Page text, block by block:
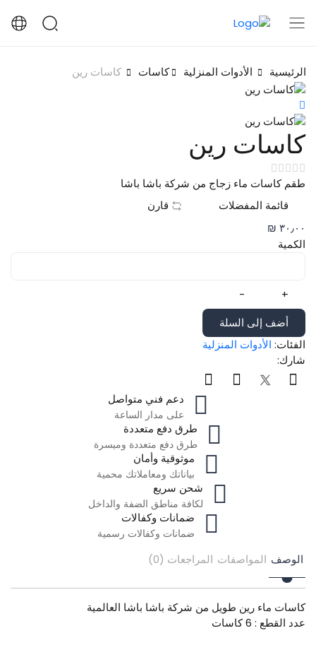
الرئيسية الأدوات المنزلية كاسات كاسات رين
كاسات رين
طقم كاسات ماء زجاج من شركة باشا باشا
قائمة المفضلات
٣٠٫٠٠ ₪
الكمية
+
-
أضف إلى السلة
الفئات: الأدوات المنزلية
شارك:
دعم فني متواصل
على مدار الساعة
طرق دفع متعددة
طرق دفع متعددة وميسرة
موثوقية وأمان
بياناتك ومعاملاتك محمية
شحن سريع
لكافة مناطق الضفة والداخل
ضمانات وكفالات
ضمانات وكفالات رسمية
الوصف المواصفات المراجعات (0)
كاسات ماء رين طويل من شركة باشا باشا العالمية
عدد القطع : 6 كاسات